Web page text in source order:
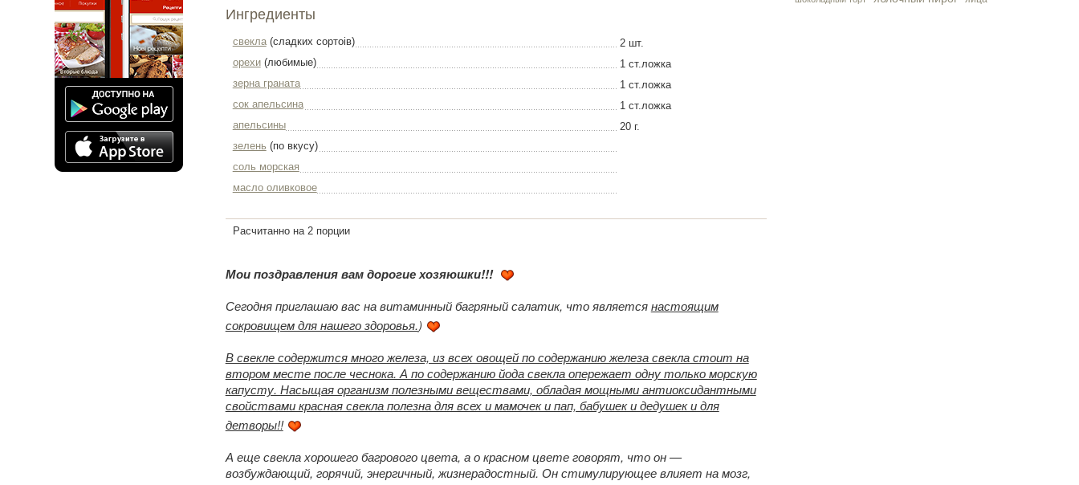
Ингредиенты
свекла(сладких сортоів)
2 шт.
орехи(любимые)
1 ст.ложка
зерна граната
1 ст.ложка
сок апельсина
1 ст.ложка
апельсины
20 г.
зелень (по вкусу)
соль морская
масло оливковое
Расчитанно на 2 порции
Мои поздравления вам дорогие хозяюшки!!!
Сегодня приглашаю вас на витаминный багряный салатик, что являетсянастоящим
сокровищем для нашего здоровья.)
В свекле содержится много железа, из всех овощей по содержанию железа свекла стоит на
втором месте после чеснока. А по содержанию йода свекла опережает одну только морскую
капусту. Насыщая организм полезными веществами, обладая мощными антиоксидантными
свойствами красная свекла полезна для всех и мамочек и пап, бабушек и дедушек и для
детворы!!
А еще свекла хорошего багрового цвета, а о красном цвете говорят, что он —
возбуждающий, горячий, энергичный, жизнерадостный. Он стимулирующее влияет на мозг,